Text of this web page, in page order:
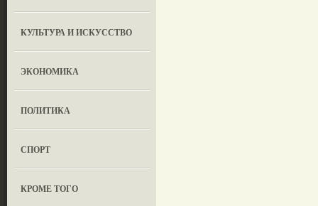
КУЛЬТУРА И ИСКУССТВО
ЭКОНОМИКА
ПОЛИТИКА
СПОРТ
КРОМЕ ТОГО